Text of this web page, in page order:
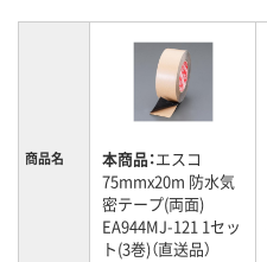
商品名 本商品：エスコ
75mmx20m 防水気
密テープ(両面)
EA944MJ-121 1セッ
ト(3巻)（直送品）